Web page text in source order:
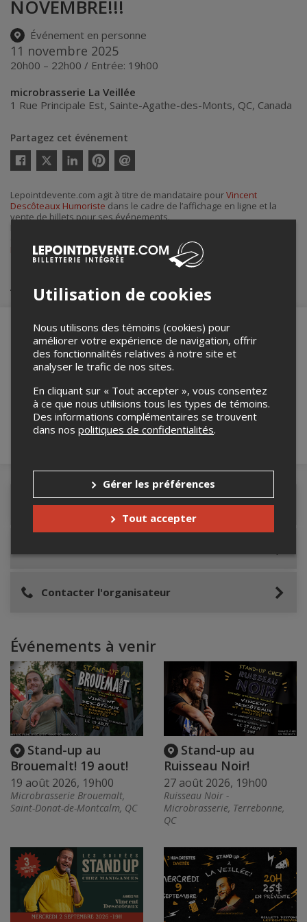
NOVEMBRE!!!
Événement en personne
11 novembre 2025
20h00 – 22h00 / Entrée: 19h00
microbrasserie La Veillée
1 Rue Principale Est, Sainte-Agathe-des-Monts, QC, Canada
Partagez cet événement
Twitter
courriel
Lepointdevente.com agit à titre de mandataire pourVincent
Descôteaux Humoriste dans le cadre de l’affichage en ligne et la
vente de billets pour ses événements.
Vincent Descôteaux
Humoriste, àvincentdescoteaux8905@gmail.com
Achat de billets
Merci de confirmer que vous n'êtes pas un
Détails de l'événement
Contacter l'organisateur
Événements à venir
Stand-up au
Brouemalt! 19 aout!
19 août 2026, 19h00
Microbrasserie Brouemalt,
Saint-Donat-de-Montcalm, QC
Stand-up au
Ruisseau Noir!
27 août 2026, 19h00
Ruisseau Noir -
Microbrasserie, Terrebonne,
QC
Utilisation de cookies
Nous utilisons des témoins (cookies) pour
améliorer votre expérience de navigation, offrir
des fonctionnalités relatives à notre site et
analyser le trafic de nos sites.
En cliquant sur « Tout accepter », vous consentez
à ce que nous utilisions tous les types de témoins.
Des informations complémentaires se trouvent
dans nos politiques de confidentialités.
Gérer les préférences
Tout accepter